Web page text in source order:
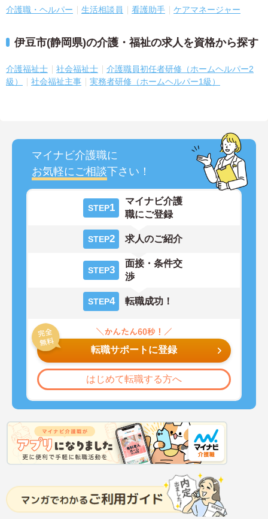
介護職・ヘルパー 生活相談員 看護助手 ケアマネージャー
伊豆市(静岡県)の介護・福祉の求人を資格から探す
介護福祉士 社会福祉士
介護職員初任者研修（ホームヘルパー2
級）
社会福祉主事 実務者研修（ホームヘルパー1級）
マイナビ介護職に
お気軽にご相談下さい！
STEP1
マイナビ介護
職にご登録
STEP2 求人のご紹介
STEP3
面接・条件交
渉
STEP4 転職成功！
転職サポートに登録
はじめて転職する方へ